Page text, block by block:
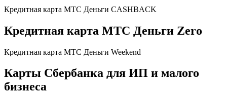
Кредитная карта МТС Деньги CASHBACK
Кредитная карта МТС Деньги Zero
Кредитная карта МТС Деньги Weekend
Карты Сбербанка для ИП и малого
бизнеса